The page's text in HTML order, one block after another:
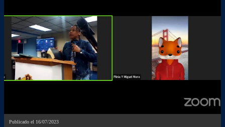
Publicado el 16/07/2023